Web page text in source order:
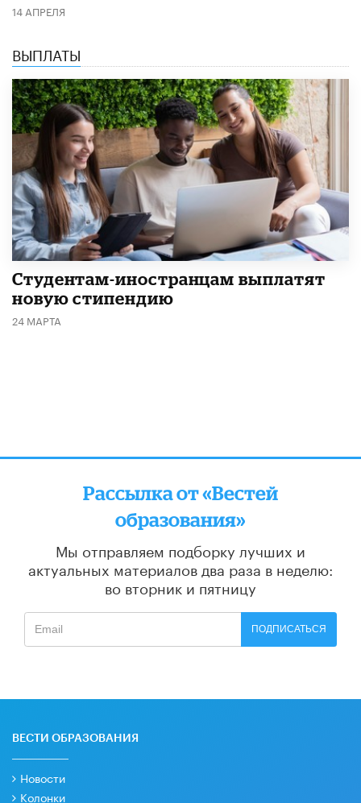
14 АПРЕЛЯ
ВЫПЛАТЫ
Студентам-иностранцам выплатят
новую стипендию
24 МАРТА
Рассылка от «Вестей
образования»
Мы отправляем подборку лучших и
актуальных материалов два раза в неделю:
во вторник и пятницу
ПОДПИСАТЬСЯ
ВЕСТИ ОБРАЗОВАНИЯ
Новости
Колонки